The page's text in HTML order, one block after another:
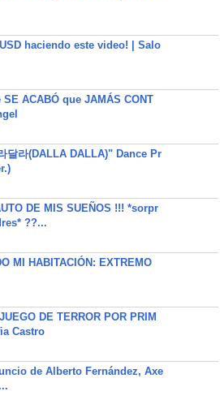
haciendo este video! | Salo
SE ACABÓ que JAMÁS CONT
달라(DALLA DALLA)" Dance Pr
DE MIS SUEÑOS !!! *sorpr
??...
MI HABITACIÓN: EXTREMO
DE TERROR POR PRIM
Castro
de Alberto Fernández, Axe